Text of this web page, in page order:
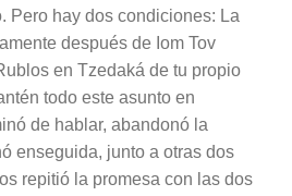
Pero hay dos condiciones: La
después de Iom Tov
en Tzedaká de tu propio
todo este asunto en
de hablar, abandonó la
enseguida, junto a otras dos
repitió la promesa con las dos